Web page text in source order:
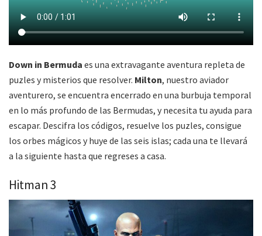
Down in Bermuda es una extravagante aventura repleta de
puzles y misterios que resolver. Milton, nuestro aviador
aventurero, se encuentra encerrado en una burbuja temporal
en lo más profundo de las Bermudas, y necesita tu ayuda para
escapar. Descifra los códigos, resuelve los puzles, consigue
los orbes mágicos y huye de las seis islas; cada una te llevará
a la siguiente hasta que regreses a casa.
Hitman 3